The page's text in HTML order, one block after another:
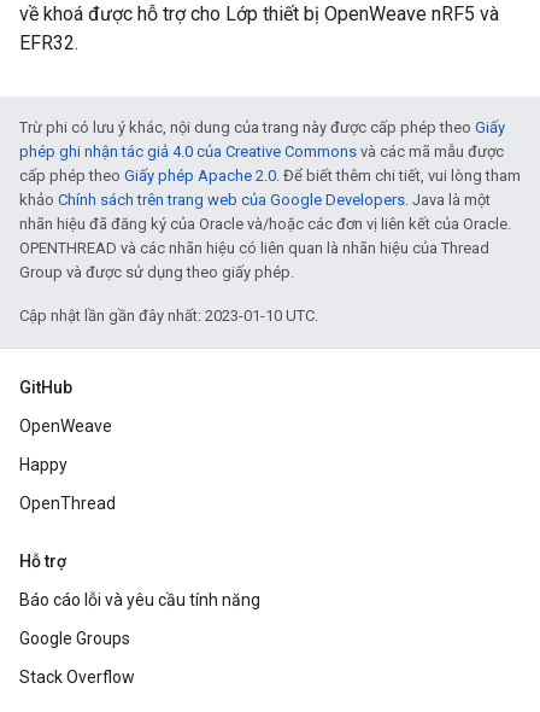
về khoá được hỗ trợ cho Lớp thiết bị OpenWeave nRF5 và
EFR32.
Trừ phi có lưu ý khác, nội dung của trang này được cấp phép theo Giấy
phép ghi nhận tác giả 4.0 của Creative Commons và các mã mẫu được
cấp phép theo Giấy phép Apache 2.0 . Để biết thêm chi tiết, vui lòng tham
khảo Chính sách trên trang web của Google Developers . Java là một
nhãn hiệu đã đăng ký của Oracle và/hoặc các đơn vị liên kết của Oracle.
OPENTHREAD và các nhãn hiệu có liên quan là nhãn hiệu của Thread
Group và được sử dụng theo giấy phép.
Cập nhật lần gần đây nhất: 2023-01-10 UTC.
GitHub
OpenWeave
Happy
OpenThread
Hỗ trợ
Báo cáo lỗi và yêu cầu tính năng
Google Groups
Stack Overflow